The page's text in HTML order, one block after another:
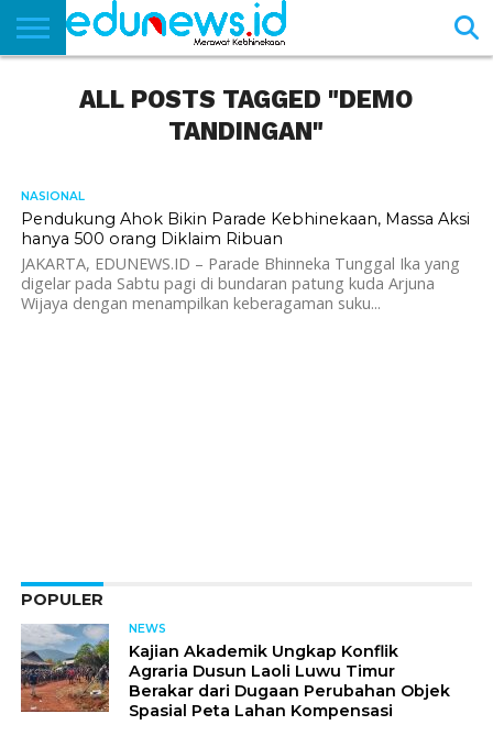
NEWS
EDUNEWS
LITERASI
PUSTAKA
SOSOK
TEKNO
KHASANAH
SASTRAALL POSTS TAGGED "DEMO
TANDINGAN"
NASIONAL
Pendukung Ahok Bikin Parade Kebhinekaan, Massa Aksi
hanya 500 orang Diklaim Ribuan
JAKARTA, EDUNEWS.ID – Parade Bhinneka Tunggal Ika yang
digelar pada Sabtu pagi di bundaran patung kuda Arjuna
Wijaya dengan menampilkan keberagaman suku...
POPULER
NEWS
Kajian Akademik Ungkap Konflik
Agraria Dusun Laoli Luwu Timur
Berakar dari Dugaan Perubahan Objek
Spasial Peta Lahan Kompensasi